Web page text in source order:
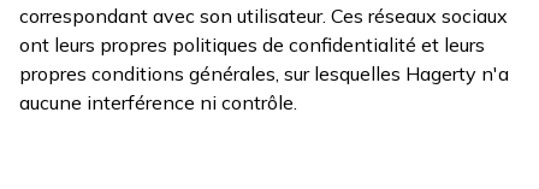
correspondant avec son utilisateur. Ces réseaux sociaux
ont leurs propres politiques de confidentialité et leurs
propres conditions générales, sur lesquelles Hagerty n'a
aucune interférence ni contrôle.